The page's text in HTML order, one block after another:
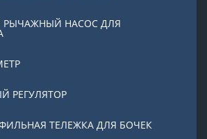
РЫЧАЖНЫЙ НАСОС ДЛЯ
РЕГУЛЯТОР
ТЕЛЕЖКА ДЛЯ БОЧЕК